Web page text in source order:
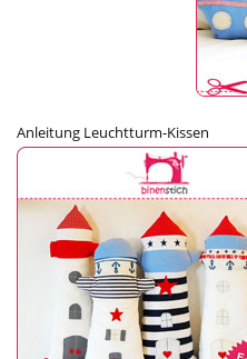
Anleitung Leuchtturm-Kissen